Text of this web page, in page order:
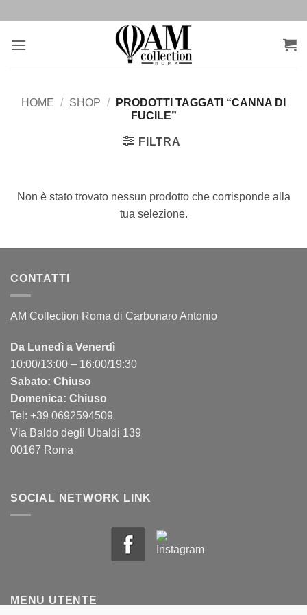
contenuti
HOME / SHOP /
PRODOTTI TAGGATI “CANNA DI
FUCILE”
FILTRA
Non è stato trovato nessun prodotto che corrisponde alla
tua selezione.
CONTATTI
AM Collection Roma di Carbonaro Antonio
Da Lunedì a Venerdì
10:00/13:00 – 16:00/19:30
Sabato: Chiuso
Domenica: Chiuso
Tel: +39 0692594509
Via Baldo degli Ubaldi 139
00167 Roma
SOCIAL NETWORK LINK
MENU UTENTE